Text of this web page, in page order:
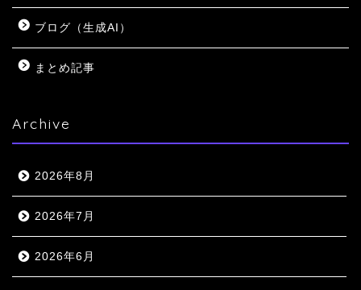
ブログ（生成AI）
まとめ記事
Archive
2026年8月
2026年7月
2026年6月